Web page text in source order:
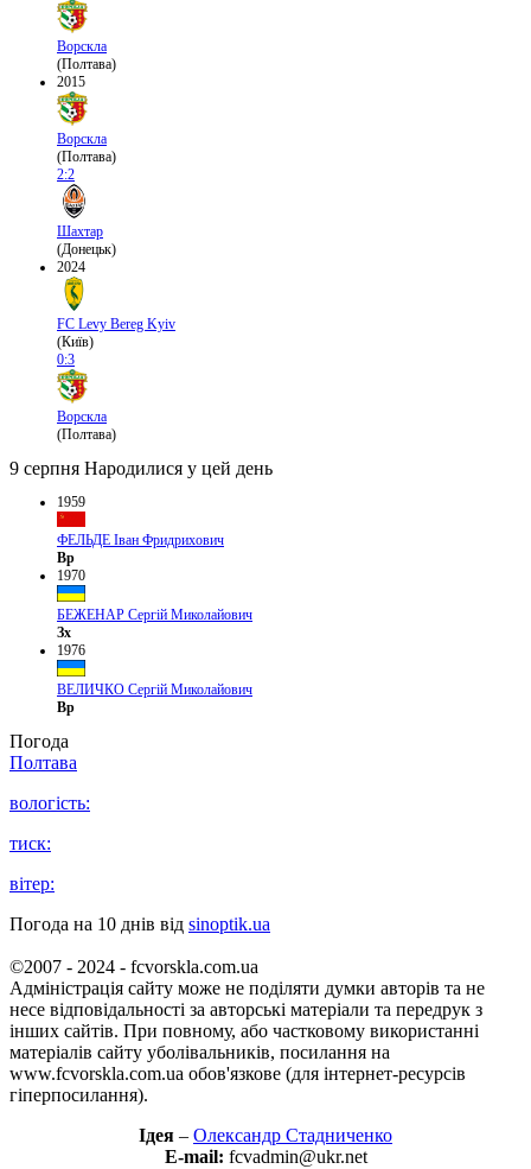
Ворскла
(Полтава)
2015
Ворскла
(Полтава)
2:2
Шахтар
(Донецьк)
2024
FC Levy Bereg Kyiv
(Київ)
0:3
Ворскла
(Полтава)
9 серпня Народилися у цей день
1959
ФЕЛЬДЕ Іван Фридрихович
Вр
1970
БЕЖЕНАР Сергій Миколайович
Зх
1976
ВЕЛИЧКО Сергій Миколайович
Вр
Погода
Полтава
вологість:
тиск:
вітер:
Погода на 10 днів від sinoptik.ua
©2007 - 2024 - fcvorskla.com.ua
Адміністрація сайту може не поділяти думки авторів та не
несе відповідальності за авторські матеріали та передрук з
інших сайтів. При повному, або частковому використанні
матеріалів сайту уболівальників, посилання на
www.fcvorskla.com.ua обов'язкове (для інтернет-ресурсів
гіперпосилання).
Ідея – Олександр Стадниченко
E-mail: fcvadmin@ukr.net